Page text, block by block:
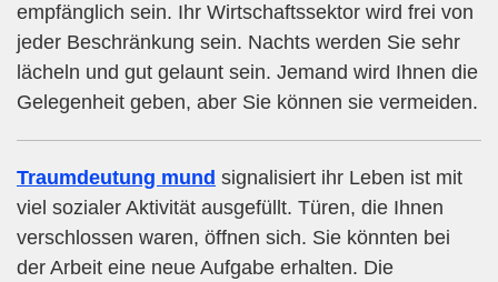
empfänglich sein. Ihr Wirtschaftssektor wird frei von
jeder Beschränkung sein. Nachts werden Sie sehr
lächeln und gut gelaunt sein. Jemand wird Ihnen die
Gelegenheit geben, aber Sie können sie vermeiden.
Traumdeutung mund signalisiert ihr Leben ist mit
viel sozialer Aktivität ausgefüllt. Türen, die Ihnen
verschlossen waren, öffnen sich. Sie könnten bei
der Arbeit eine neue Aufgabe erhalten. Die